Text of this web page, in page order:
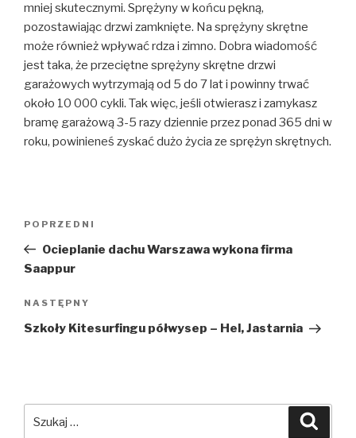
mniej skutecznymi. Sprężyny w końcu pękną,
pozostawiając drzwi zamknięte. Na sprężyny skrętne
może również wpływać rdza i zimno. Dobra wiadomość
jest taka, że ​​przeciętne sprężyny skrętne drzwi
garażowych wytrzymają od 5 do 7 lat i powinny trwać
około 10 000 cykli. Tak więc, jeśli otwierasz i zamykasz
bramę garażową 3-5 razy dziennie przez ponad 365 dni w
roku, powinieneś zyskać dużo życia ze sprężyn skrętnych.
Poprzedni
wpis
POPRZEDNI
Ocieplanie dachu Warszawa wykona firma
Saappur
Następny
wpis
NASTĘPNY
Szkoły Kitesurfingu półwysep – Hel, Jastarnia